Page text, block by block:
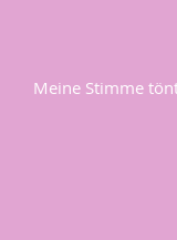
Meine Stimme